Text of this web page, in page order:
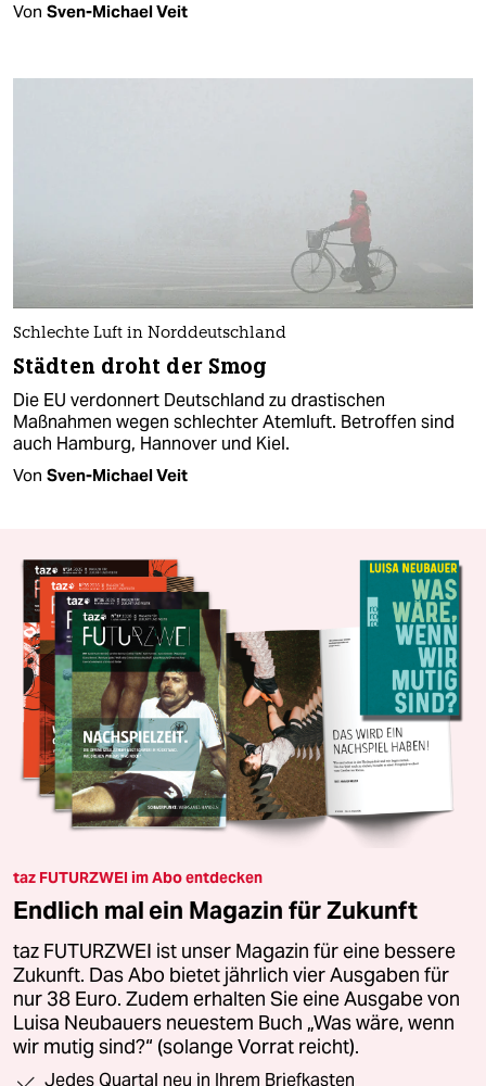
Von Sven-Michael Veit
Schlechte Luft in Norddeutschland
Städten droht der Smog
Die EU verdonnert Deutschland zu drastischen
Maßnahmen wegen schlechter Atemluft. Betroffen sind
auch Hamburg, Hannover und Kiel.
Von Sven-Michael Veit
taz FUTURZWEI im Abo entdecken
Endlich mal ein Magazin für Zukunft
taz FUTURZWEI ist unser Magazin für eine bessere
Zukunft. Das Abo bietet jährlich vier Ausgaben für
nur 38 Euro. Zudem erhalten Sie eine Ausgabe von
Luisa Neubauers neuestem Buch „Was wäre, wenn
wir mutig sind?“ (solange Vorrat reicht).
Jedes Quartal neu in Ihrem Briefkasten